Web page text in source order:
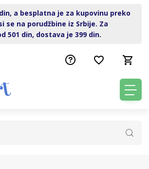
a besplatna je za kupovinu preko
se na porudžbine iz Srbije. Za
501 din, dostava je 399 din.